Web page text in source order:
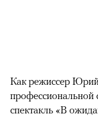
Как режиссер
спектакль «В